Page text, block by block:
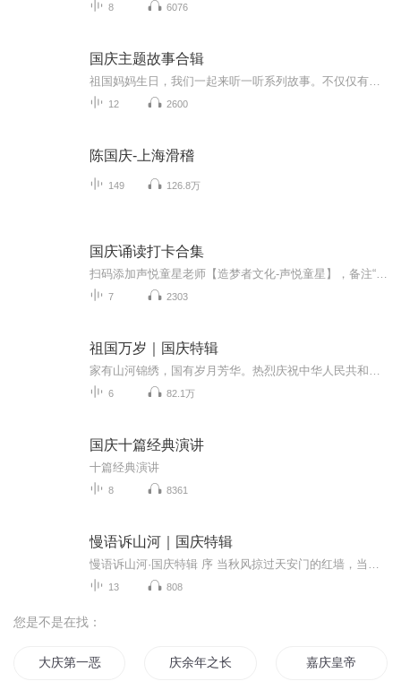
8 6076
国庆主题故事合辑
12 2600
陈国庆-上海滑稽
149 126.8万
国庆诵读打卡合集
7 2303
祖国万岁｜国庆特辑
6 82.1万
国庆十篇经典演讲
十篇经典演讲
8 8361
慢语诉山河｜国庆特辑
13 808
您是不是在找：
大庆第一恶 庆余年之长歌行 嘉庆皇帝